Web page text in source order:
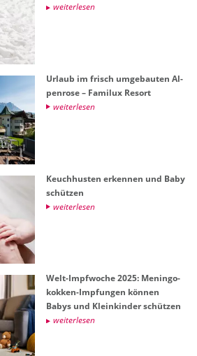
wei­ter­le­sen
Ur­laub im frisch um­ge­bau­ten Al­
pen­ro­se – Fa­mi­lux Re­sort
wei­ter­le­sen
Keuch­hus­ten er­ken­nen und Baby
schüt­zen
wei­ter­le­sen
Welt-Impf­wo­che 2025: Me­nin­go­
kok­ken-Imp­fun­gen kön­nen
Babys und Klein­kin­der schüt­zen
wei­ter­le­sen